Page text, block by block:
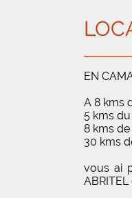
EN
A 8 kms
5 kms
8 kms
30 kms
vous ai
ABRITEL